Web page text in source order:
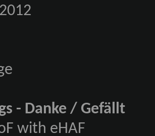
- Danke / Gefällt
with eHAF